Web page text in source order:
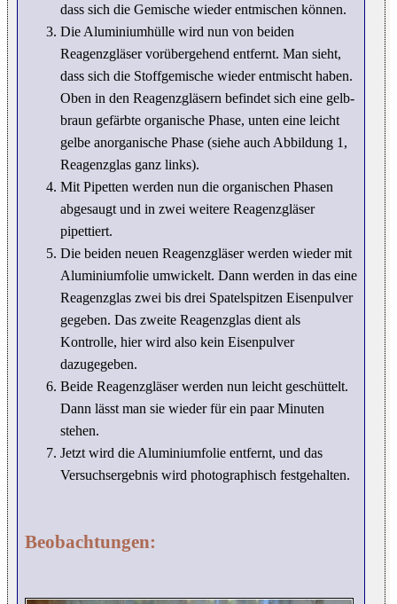
dass sich die Gemische wieder entmischen können.
Die Aluminiumhülle wird nun von beiden
Reagenzgläser vorübergehend entfernt. Man sieht,
dass sich die Stoffgemische wieder entmischt haben.
Oben in den Reagenzgläsern befindet sich eine gelb-
braun gefärbte organische Phase, unten eine leicht
gelbe anorganische Phase (siehe auch Abbildung 1,
Reagenzglas ganz links).
Mit Pipetten werden nun die organischen Phasen
abgesaugt und in zwei weitere Reagenzgläser
pipettiert.
Die beiden neuen Reagenzgläser werden wieder mit
Aluminiumfolie umwickelt. Dann werden in das eine
Reagenzglas zwei bis drei Spatelspitzen Eisenpulver
gegeben. Das zweite Reagenzglas dient als
Kontrolle, hier wird also kein Eisenpulver
dazugegeben.
Beide Reagenzgläser werden nun leicht geschüttelt.
Dann lässt man sie wieder für ein paar Minuten
stehen.
Jetzt wird die Aluminiumfolie entfernt, und das
Versuchsergebnis wird photographisch festgehalten.
Beobachtungen: